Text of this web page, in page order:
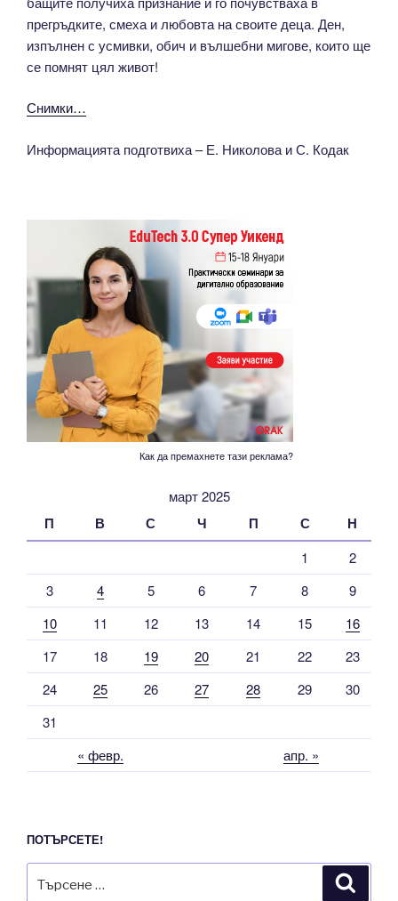
прегръдките, смеха и любовта на своите деца. Ден,
изпълнен с усмивки, обич и вълшебни мигове, които ще
се помнят цял живот!
Снимки…
Информацията подготвиха – Е. Николова и С. Кодак
Как да премахнете тази реклама?
март 2025
П В С Ч П С Н
« февр. апр. »
1
2
3
4 5 6 7 8
9
10
11 12 13 14 15
16
17
18 19 20 21 22
23
24
25 26 27 28 29
30
31
ПОТЪРСЕТЕ!
за: